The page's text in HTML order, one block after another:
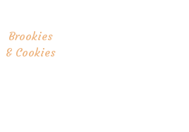
Brookies
& Cookies